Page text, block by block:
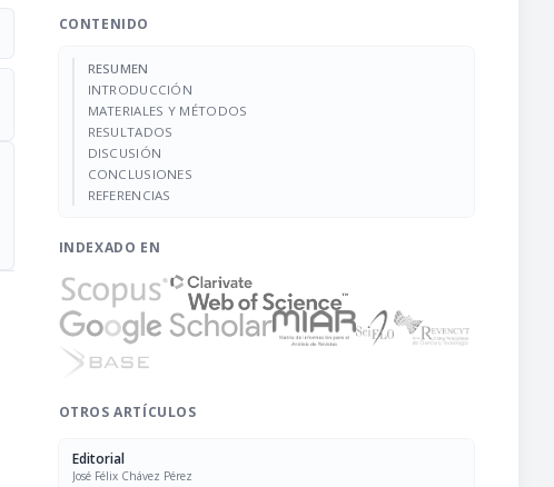
CONTENIDO
RESUMEN
INTRODUCCIÓN
MATERIALES Y MÉTODOS
RESULTADOS
DISCUSIÓN
CONCLUSIONES
REFERENCIAS
INDEXADO EN
OTROS ARTÍCULOS
Editorial
José Félix Chávez Pérez